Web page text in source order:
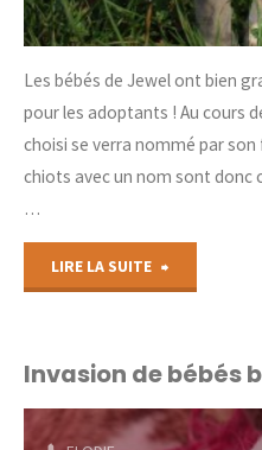
Les bébés de Jewel ont bien
pour les adoptants ! Au cours
choisi se verra nommé par
chiots avec un nom sont donc
…
LIRE LA SUITE
de
Jewel
Invasion de bébés